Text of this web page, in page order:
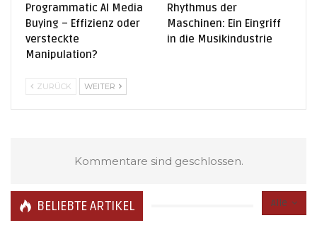
Programmatic AI Media
Buying – Effizienz oder
versteckte
Manipulation?
Rhythmus der
Maschinen: Ein Eingriff
in die Musikindustrie
ZURÜCK WEITER
Kommentare sind geschlossen.
Alle
BELIEBTE ARTIKEL